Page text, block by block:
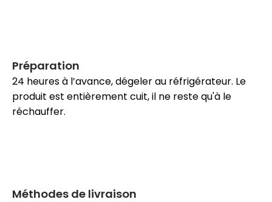
Préparation
24 heures à l’avance, dégeler au réfrigérateur. Le
produit est entièrement cuit, il ne reste qu'à le
réchauffer.
Méthodes de livraison